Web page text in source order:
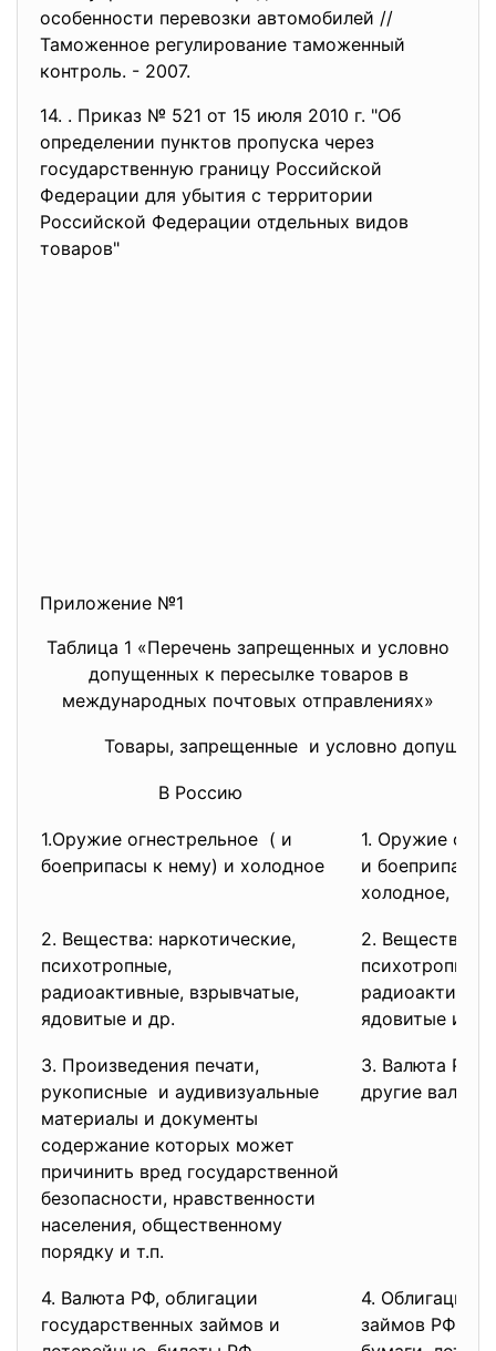
особенности перевозки автомобилей //
Таможенное регулирование таможенный
контроль. - 2007.
14. . Приказ № 521 от 15 июля 2010 г. "Об
определении пунктов пропуска через
государственную границу Российской
Федерации для убытия с территории
Российской Федерации отдельных видов
товаров"
Приложение №1
Таблица 1 «Перечень запрещенных и условно
допущенных к пересылке товаров в
международных почтовых отправлениях»
Товары, запрещенные и условно
В Россию
1.Оружие огнестрельное ( и
боеприпасы к нему) и холодное
1. Оружие
и боеприпасы
холодное,
2. Вещества: наркотические,
психотропные,
радиоактивные, взрывчатые,
ядовитые и др.
2. Вещества:
психотропные,
ядовитые и др.
3. Произведения печати,
рукописные и аудивизуальные
материалы и документы
содержание которых может
причинить вред государственной
безопасности, нравственности
населения, общественному
порядку и т.п.
3. Валюта РФ
другие
4. Валюта РФ, облигации
государственных займов и
4. Облигации
займов РФ,